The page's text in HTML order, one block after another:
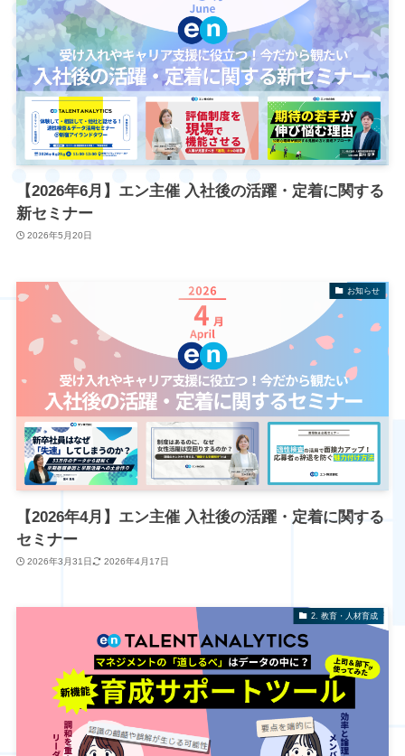
【2026年6月】エン主催 入社後の活躍・定着に関する
新セミナー
2026年5月20日
お知らせ
【2026年4月】エン主催 入社後の活躍・定着に関する
セミナー
2026年3月31日 2026年4月17日
2. 教育・人材育成